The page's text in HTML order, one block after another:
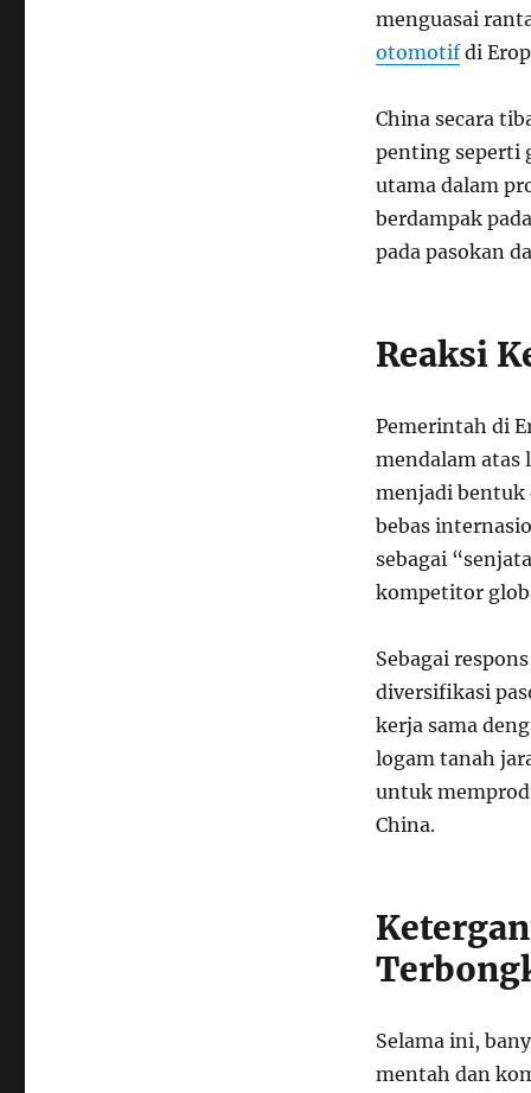
menguasai
otomotifdi
China secara
penting seperti
utama dalam
berdampak
pada pasokan
Reaksi
Pemerintah di
mendalam atas
menjadi bentuk
bebas
sebagai
kompetitor
Sebagai
diversifikasi
kerja sama
logam tanah
untuk
China.
Selama ini,
mentah dan